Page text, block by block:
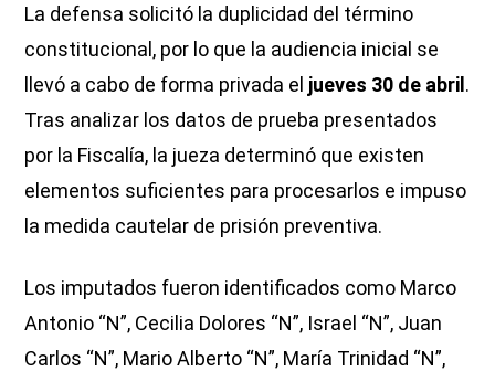
La defensa solicitó la duplicidad del término
constitucional, por lo que la audiencia inicial se
llevó a cabo de forma privada el jueves 30 de abril.
Tras analizar los datos de prueba presentados
por la Fiscalía, la jueza determinó que existen
elementos suficientes para procesarlos e impuso
la medida cautelar de prisión preventiva.
Los imputados fueron identificados como Marco
Antonio “N”, Cecilia Dolores “N”, Israel “N”, Juan
Carlos “N”, Mario Alberto “N”, María Trinidad “N”,